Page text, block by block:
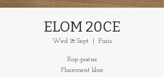
ELOM 20CE
Wed 18 Sept Paris
Rap-poésie
Placement libre